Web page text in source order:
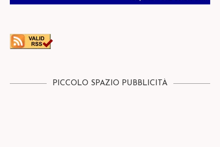
PICCOLO SPAZIO PUBBLICITÀ